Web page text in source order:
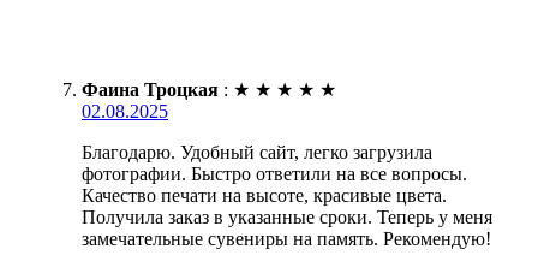
Фаина Троцкая : ★ ★ ★ ★ ★
02.08.2025
Благодарю. Удобный сайт, легко загрузила
фотографии. Быстро ответили на все вопросы.
Качество печати на высоте, красивые цвета.
Получила заказ в указанные сроки. Теперь у меня
замечательные сувениры на память. Рекомендую!